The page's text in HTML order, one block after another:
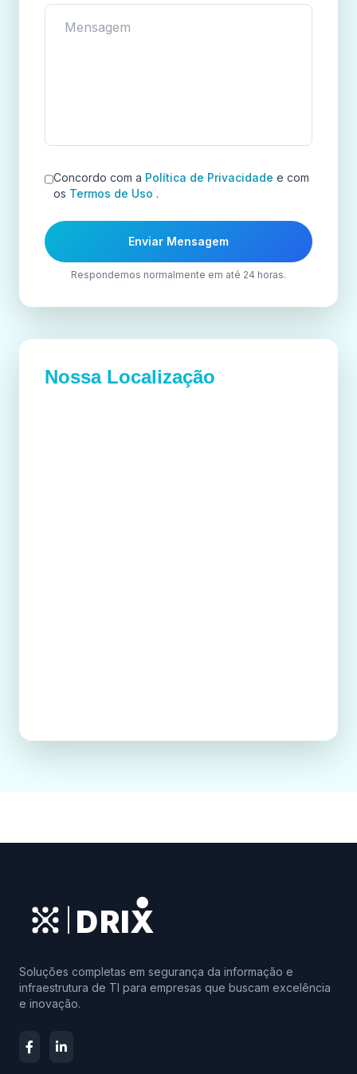
Concordo com a Política de Privacidadee com
os Termos de Uso .
Enviar Mensagem
Respondemos normalmente em até 24 horas.
Nossa Localização
DRIX
Soluções completas em segurança da informação e
infraestrutura de TI para empresas que buscam excelência
e inovação.